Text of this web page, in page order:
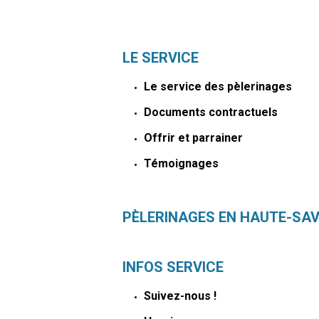
LE SERVICE
Le service des pèlerinages
Documents contractuels
Offrir et parrainer
Témoignages
PÈLERINAGES EN HAUTE-
INFOS SERVICE
Suivez-nous !